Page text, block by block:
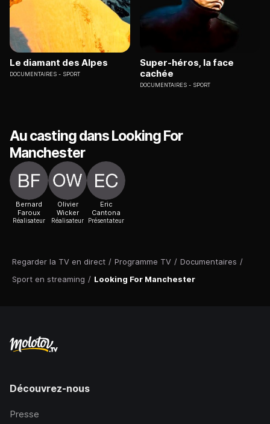
Regarder la TV en direct / Programme TV / Documentaires /
Sport en streaming / Looking For Manchester
Le diamant des Alpes
DOCUMENTAIRES SPORT
Super-héros, la face
cachée
DOCUMENTAIRES SPORT
Au casting dans Looking For
Manchester
Bernard
Faroux
Réalisateur
Olivier
Wicker
Réalisateur
Eric
Cantona
Présentateur
Découvrez-nous
Presse